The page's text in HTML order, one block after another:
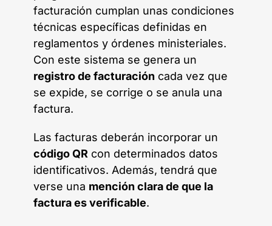
facturación cumplan unas condiciones
técnicas específicas definidas en
reglamentos y órdenes ministeriales.
Con este sistema se genera un
registro de facturación cada vez que
se expide, se corrige o se anula una
factura.
Las facturas deberán incorporar un
código QR con determinados datos
identificativos. Además, tendrá que
verse una mención clara de que la
factura es verificable.